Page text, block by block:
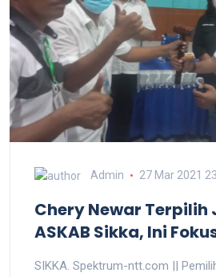
Admin 27 Mar 2021
Chery Newar Terpilih
ASKAB Sikka, Ini
SIKKA. Spektrum-ntt.com ||